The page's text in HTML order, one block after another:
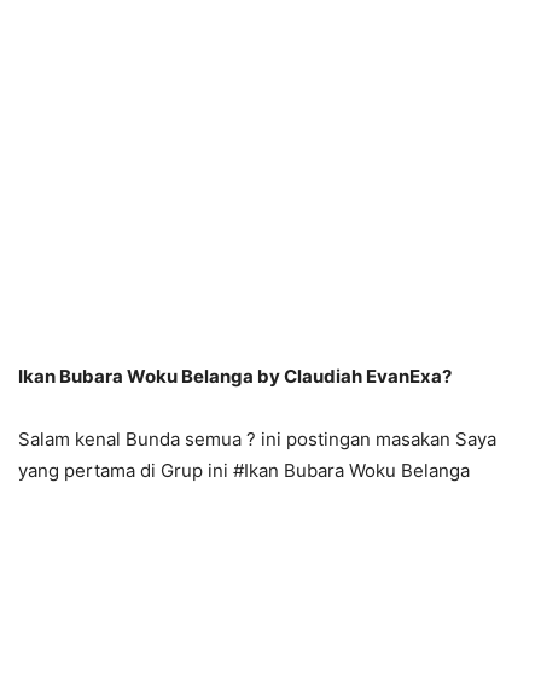
Ikan Bubara Woku Belanga by Claudiah EvanExa?
Salam kenal Bunda semua ? ini postingan masakan Saya
yang pertama di Grup ini #Ikan Bubara Woku Belanga